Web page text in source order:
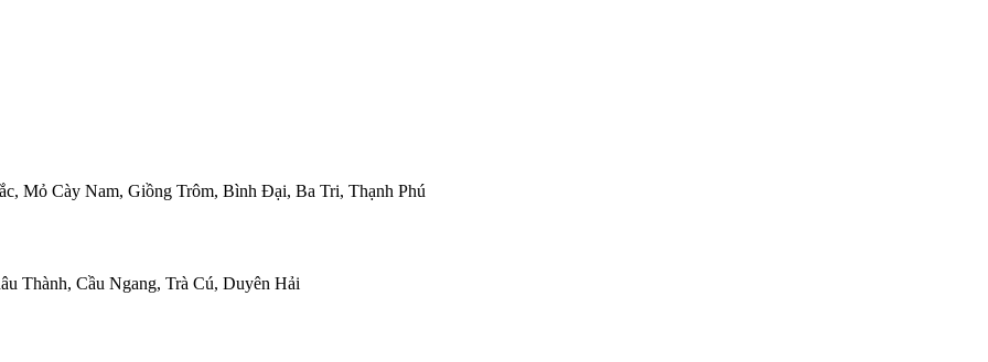
Mỏ Cày Nam, Giồng Trôm, Bình Đại, Ba Tri, Thạnh Phú
Thành, Cầu Ngang, Trà Cú, Duyên Hải